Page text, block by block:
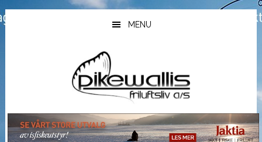
Hopp
til
Hopp
til
Hopp
til
MENU